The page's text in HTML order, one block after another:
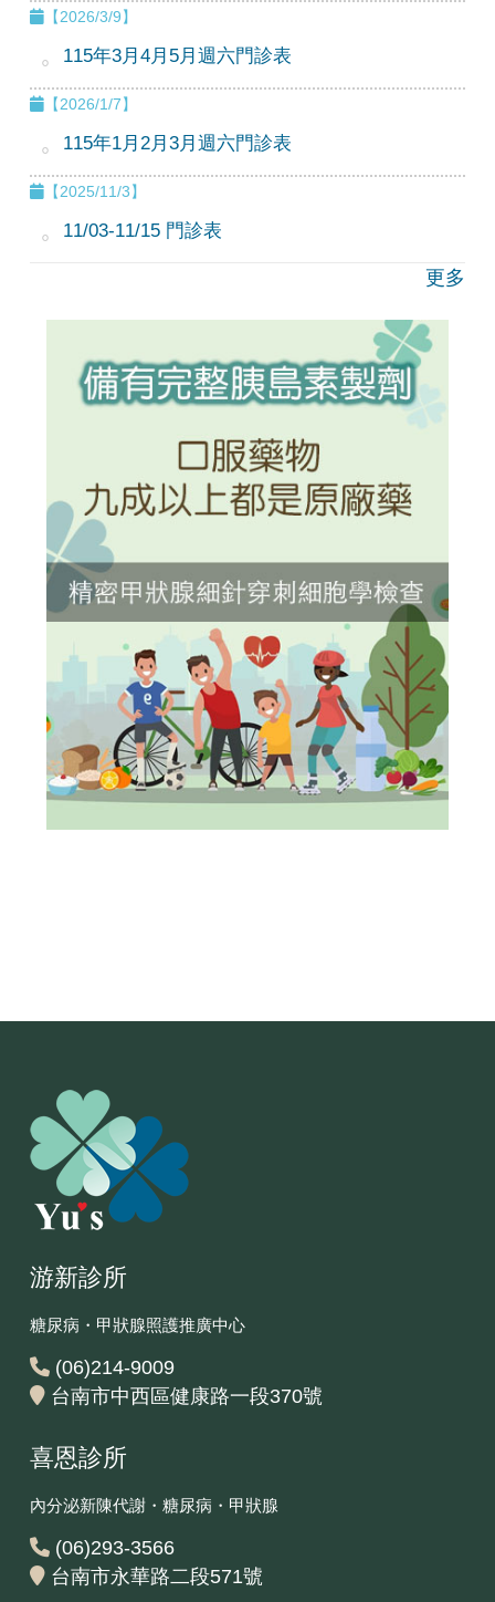
【2026/3/9】
115年3月4月5月週六門診表
【2026/1/7】
115年1月2月3月週六門診表
【2025/11/3】
11/03-11/15 門診表
更多
游新診所
糖尿病・甲狀腺照護推廣中心
(06)214-9009
台南市中西區健康路一段370號
喜恩診所
內分泌新陳代謝・糖尿病・甲狀腺
(06)293-3566
台南市永華路二段571號‎